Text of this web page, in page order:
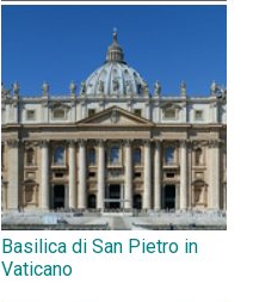
Basilica di San Pietro in
Vaticano